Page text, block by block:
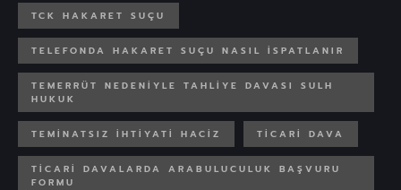
TCK HAKARET SUÇU
TELEFONDA HAKARET SUÇU NASIL ISPATLANIR
TEMERRÜT NEDENIYLE TAHLIYE DAVASI SULH
HUKUK
TEMINATSIZ IHTIYATI HACIZ TICARI DAVA
TICARI DAVALARDA ARABULUCULUK BAŞVURU
FORMU